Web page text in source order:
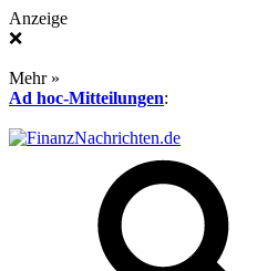
Anzeige
❌
Mehr »
Ad hoc-Mitteilungen: